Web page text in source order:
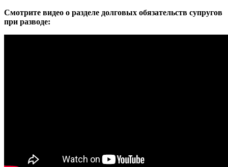
Смотрите видео о разделе долговых обязательств супругов
при разводе: